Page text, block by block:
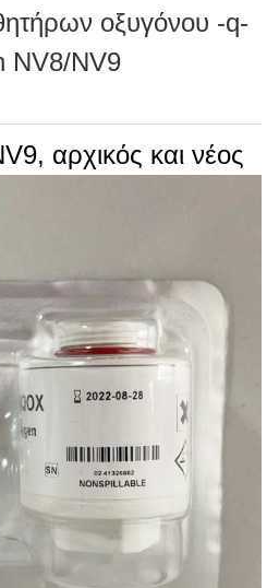
οξυγόνου -q-
NV8/NV9
αρχικός και νέος